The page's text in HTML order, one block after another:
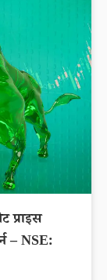
– NSE: